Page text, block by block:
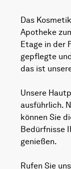
Das
Apotheke
Etage in der
gepflegte
das ist
Unsere
ausführlich.
können Sie
Bedürfnisse
genießen.
Rufen Sie